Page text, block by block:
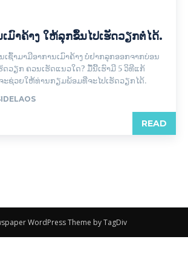
ມົາຄ້າງ ໃຫ້ລຸກຂຶ້ນໄປເຮັດວຽກຕໍ່ໄດ້.
ຊົ້າມາມີອາການເມົາຄ້າງ ບໍ່ຢາກລຸກອອກຈາກບ່ອນ
ດວຽກ ຄວນ​ເຮັດ​ແນວ​ໃດ? ມື້ນີ້ເຮົາ​ມີ 5 ວິທີ​ແກ້​
ະຊ່ວຍໃຫ້ທ່ານກຽມພ້ອມທີ່ຈະໄປເຮັດວຽກໄດ້.
READ
WordPress Theme by TagDiv